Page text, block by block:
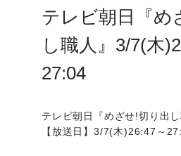
テレビ朝日『め
し職人』3/7(木
27:04
テレビ朝日『めざせ!切り出し
【放送日】3/7(木)26:47～